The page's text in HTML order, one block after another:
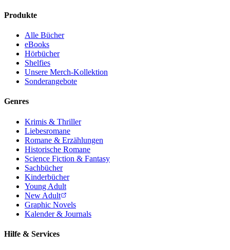
Produkte
Alle Bücher
eBooks
Hörbücher
Shelfies
Unsere Merch-Kollektion
Sonderangebote
Genres
Krimis & Thriller
Liebesromane
Romane & Erzählungen
Historische Romane
Science Fiction & Fantasy
Sachbücher
Kinderbücher
Young Adult
New Adult
Graphic Novels
Kalender & Journals
Hilfe & Services